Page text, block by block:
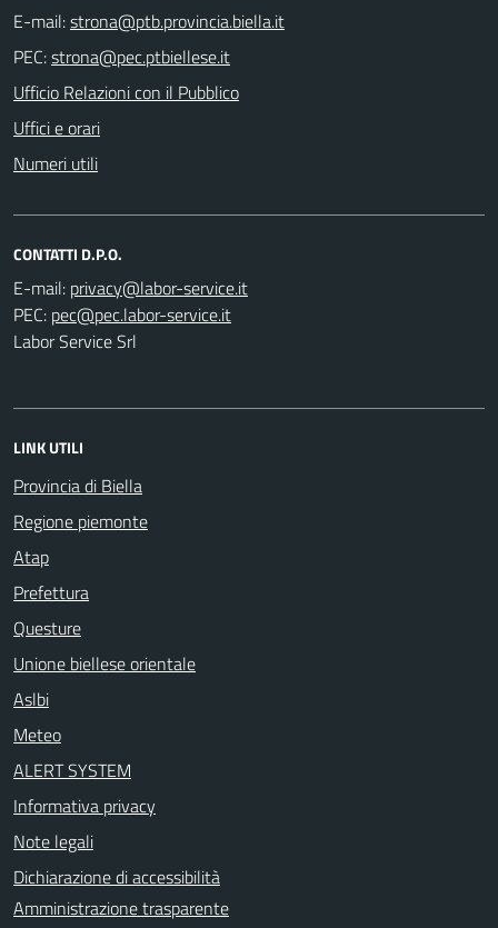
E-mail:
PEC:
Ufficio Relazioni con il Pubblico
Uffici e orari
Numeri utili
CONTATTI D.P.O.
E-mail:
PEC:
Labor Service Srl
LINK UTILI
Provincia di Biella
Regione piemonte
Atap
Prefettura
Questure
Unione biellese orientale
Aslbi
Meteo
ALERT SYSTEM
Informativa privacy
Note legali
Dichiarazione di accessibilità
Amministrazione trasparente